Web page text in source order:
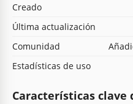
Creado
Última actualización
Comunidad
Estadísticas de uso
Características